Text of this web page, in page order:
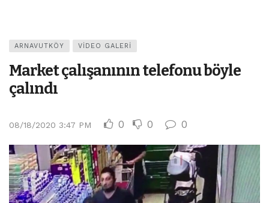
ARNAVUTKÖY VIDEO GALERI
Market çalışanının telefonu böyle
çalındı
08/18/2020 3:47 PM 0 0 0